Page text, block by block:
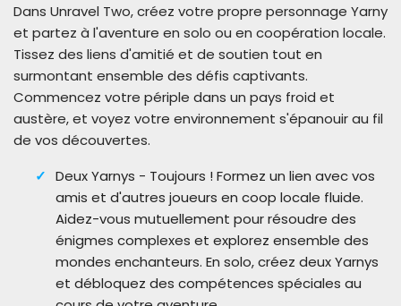
Dans Unravel Two, créez votre propre personnage Yarny
et partez à l'aventure en solo ou en coopération locale.
Tissez des liens d'amitié et de soutien tout en
surmontant ensemble des défis captivants.
Commencez votre périple dans un pays froid et
austère, et voyez votre environnement s'épanouir au fil
de vos découvertes.
Deux Yarnys - Toujours ! Formez un lien avec vos
amis et d'autres joueurs en coop locale fluide.
Aidez-vous mutuellement pour résoudre des
énigmes complexes et explorez ensemble des
mondes enchanteurs. En solo, créez deux Yarnys
et débloquez des compétences spéciales au